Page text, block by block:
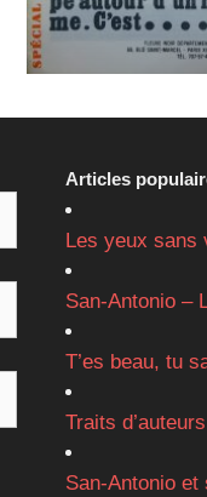
Articles
Les yeux sans
San-Antonio –
T’es beau, tu
Traits d’auteurs
San-Antonio et